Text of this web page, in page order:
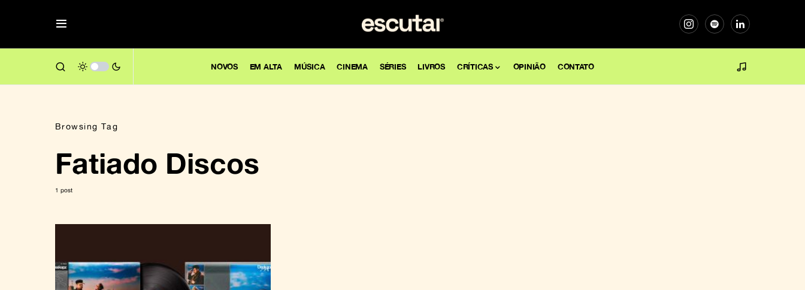
NOVOS EM ALTA MÚSICA CINEMA SÉRIES LIVROS CRÍTICAS OPINIÃO CONTATO
Browsing Tag
Fatiado Discos
1 post